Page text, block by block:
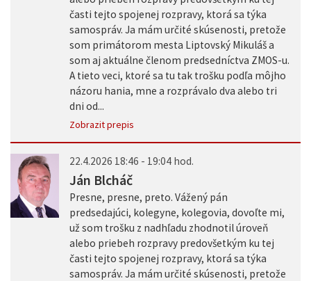
časti tejto spojenej rozpravy, ktorá sa týka
samospráv. Ja mám určité skúsenosti, pretože
som primátorom mesta Liptovský Mikuláš a
som aj aktuálne členom predsedníctva ZMOS-u.
A tieto veci, ktoré sa tu tak trošku podľa môjho
názoru hania, mne a rozprávalo dva alebo tri
dni od...
Zobrazit prepis
22.4.2026 18:46 - 19:04 hod.
Ján Blcháč
Presne, presne, preto. Vážený pán
predsedajúci, kolegyne, kolegovia, dovoľte mi,
už som trošku z nadhľadu zhodnotil úroveň
alebo priebeh rozpravy predovšetkým ku tej
časti tejto spojenej rozpravy, ktorá sa týka
samospráv. Ja mám určité skúsenosti, pretože